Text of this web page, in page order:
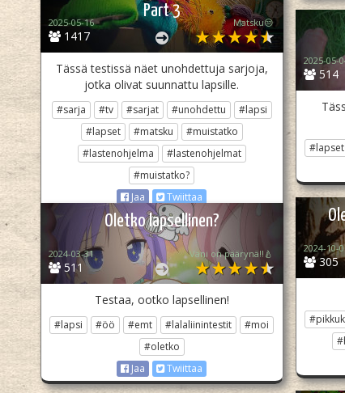
Part 3
1417
2025-05-16 Matsku😒
Tässä testissä näet unohdettuja sarjoja,
jotka olivat suunnattu lapsille.
#sarja #tv #sarjat #unohdettu
#lapsi
#lapset
#matsku
#muistatko
#lastenohjelma
#lastenohjelmat
#muistatko?
Jaa
Twiittaa
514
2025-05-
#lapset
305
2024-10-
Oletko lapsellinen?
511
2024-03-31 Vani on päärynä‼️🍐
Testaa, ootko lapsellinen!
#lapsi #öö #emt #lalaliinintestit
#moi
#oletko
Jaa
Twiittaa